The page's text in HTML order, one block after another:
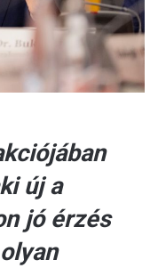
új a
jó érzés